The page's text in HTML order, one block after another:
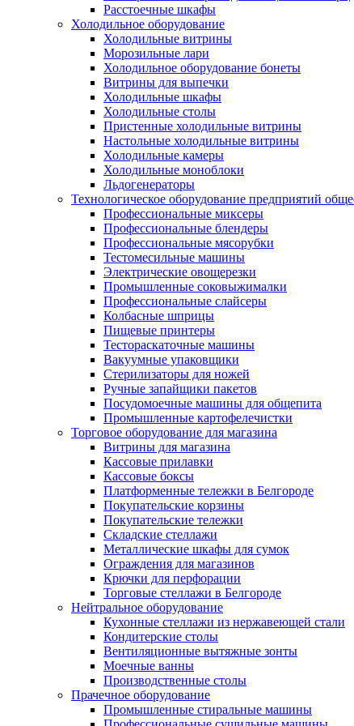
Расстоечные шкафы
Холодильное оборудование
Холодильные витрины
Морозильные лари
Холодильное оборудование бонеты
Витрины для выпечки
Холодильные шкафы
Холодильные столы
Пристенные холодильные витрины
Настольные холодильные витрины
Холодильные камеры
Холодильные моноблоки
Льдогенераторы
Технологическое оборудование предприятий
Профессиональные миксеры
Профессиональные блендеры
Профессиональные мясорубки
Тестомесильные машины
Электрические овощерезки
Промышленные соковыжималки
Профессиональные слайсеры
Колбасные шприцы
Пищевые принтеры
Тестораскаточные машины
Вакуумные упаковщики
Стерилизаторы для ножей
Ручные запайщики пакетов
Посудомоечные машины для общепита
Промышленные картофелечистки
Торговое оборудование для магазина
Витрины для магазина
Кассовые прилавки
Кассовые боксы
Платформенные тележки в Белгороде
Покупательские корзины
Покупательские тележки
Складские стеллажи
Металлические шкафы для сумок
Ограждения для магазинов
Крючки для перфорации
Торговые стеллажи в Белгороде
Нейтральное оборудование
Кухонные стеллажи из нержавеющей стали
Кондитерские столы
Вентиляционные вытяжные зонты
Моечные ванны
Производственные столы
Прачечное оборудование
Промышленные стиральные машины